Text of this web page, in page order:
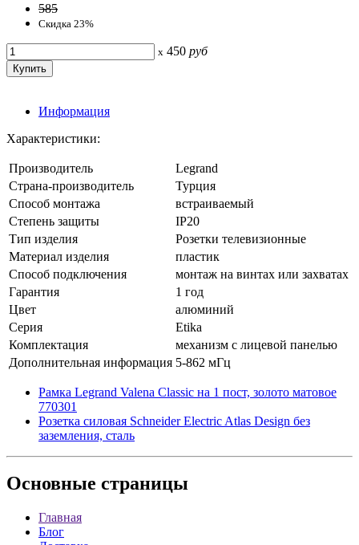
585
Скидка 23%
x 450 руб
Информация
Характеристики:
Производитель
Legrand
Страна-производитель
Турция
Способ монтажа
встраиваемый
Степень защиты
IP20
Тип изделия
Розетки телевизионные
Материал изделия
пластик
Способ подключения
монтаж на винтах или захватах
Гарантия
1 год
Цвет
алюминий
Серия
Etika
Комплектация
механизм с лицевой панелью
Дополнительная информация 5-862 мГц
Рамка Legrand Valena Classic на 1 пост, золото матовое
770301
Розетка силовая Schneider Electric Atlas Design без
заземления, сталь
Основные страницы
Главная
Блог